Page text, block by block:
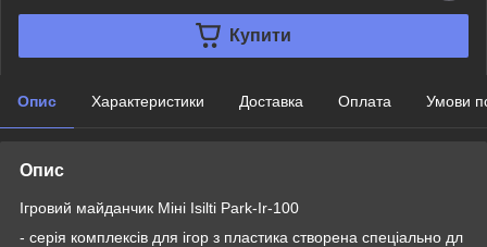
Купити
Опис Характеристики Доставка Оплата Умови
Опис
Ігровий майданчик Міні Isilti Park-Ir-100
- серія комплексів для ігор з пластика створена спеціально дл